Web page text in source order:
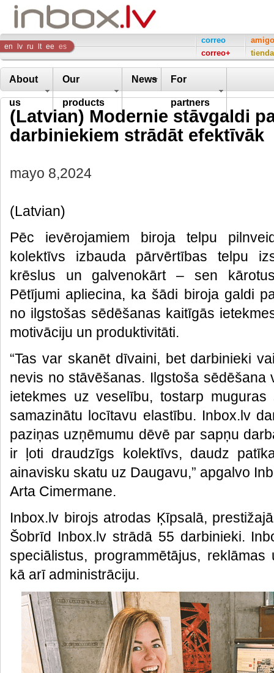
Inbox
Company
en lv ru lt ee es
correo
correo+
tienda
About
us
Our
products
News For
partners
(Latvian) Modernie stāvgaldi
darbiniekiem strādāt efektīvāk
mayo 8,2024
(Latvian)
Pēc ievērojamiem biroja telpu
kolektīvs izbauda pārvērtības telpu
krēslus un galvenokārt – sen
Pētījumi apliecina, ka šādi biroja galdi
no ilgstošas sēdēšanas kaitīgās
motivāciju un produktivitāti.
“Tas var skanēt dīvaini, bet darbinieki
nevis no stāvēšanas. Ilgstoša
ietekmes uz veselību, tostarp
samazinātu locītavu elastību. Inbox.lv
paziņas uzņēmumu dēvē par sapņu
ir ļoti draudzīgs kolektīvs, daudz
ainavisku skatu uz Daugavu,” apgalvo
Arta Cimermane.
Inbox.lv birojs atrodas Ķīpsalā,
Šobrīd Inbox.lv strādā 55 darbinieki.
speciālistus, programmētājus,
kā arī administrāciju.